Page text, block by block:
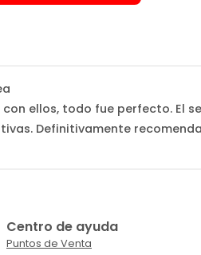
ellos, todo fue perfecto. El
Definitivamente
Centro de ayuda
Puntos de Venta